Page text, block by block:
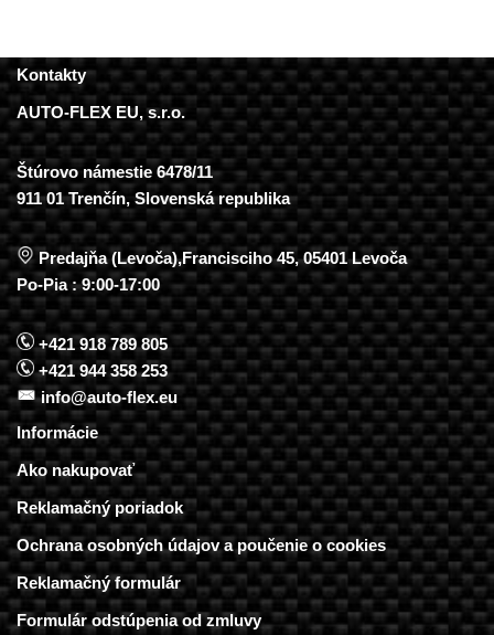
Kontakty
AUTO-FLEX EU, s.r.o.
Štúrovo námestie 6478/11
911 01 Trenčín, Slovenská republika
Predajňa (Levoča),Francisciho 45, 05401 Levoča
Po-Pia : 9:00-17:00
+421 918 789 805
+421 944 358 253
info@auto-flex.eu
Informácie
Ako nakupovať
Reklamačný poriadok
Ochrana osobných údajov a poučenie o cookies
Reklamačný formulár
Formulár odstúpenia od zmluvy